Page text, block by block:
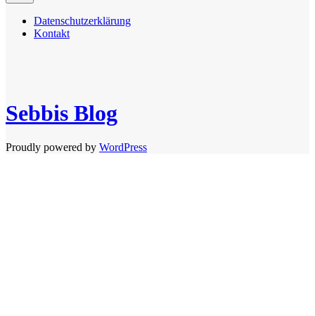
Datenschutzerklärung
Kontakt
Sebbis Blog
Proudly powered by WordPress